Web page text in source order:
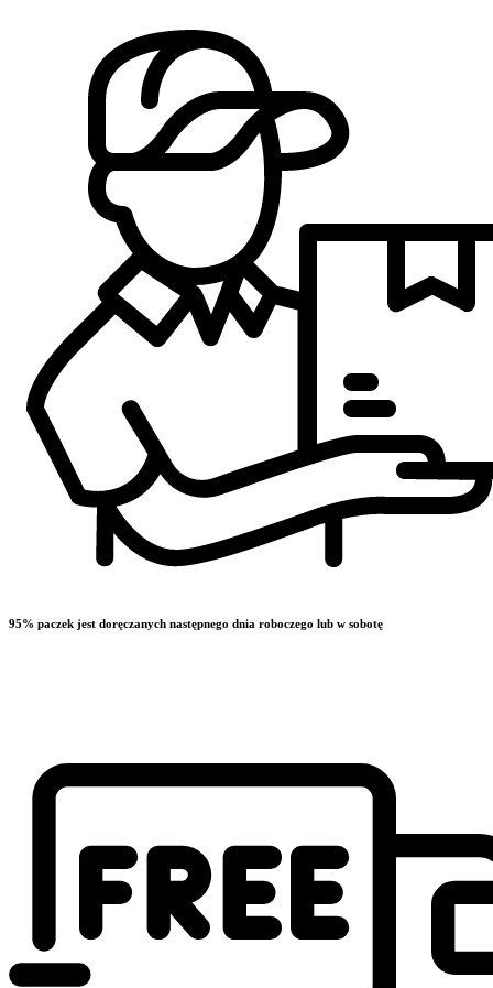
95% paczek jest doręczanych następnego dnia roboczego lub w sobotę